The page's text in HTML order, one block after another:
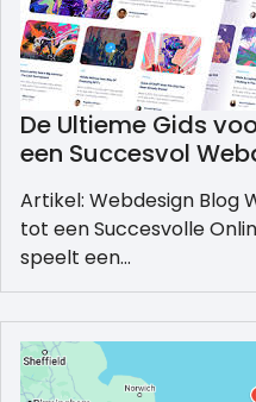
De Ultieme Gids
een Succesvol
Artikel: Webdesign Blog
tot een Succesvolle
speelt een…